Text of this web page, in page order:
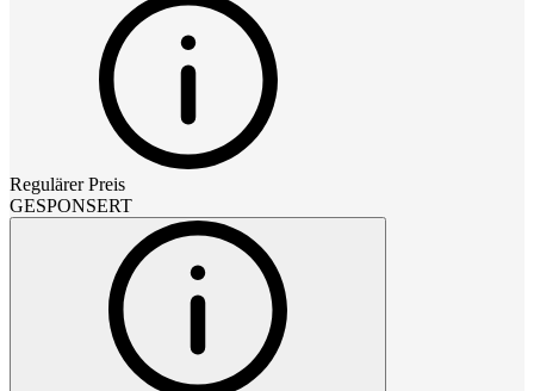
Regulärer Preis
GESPONSERT